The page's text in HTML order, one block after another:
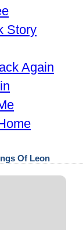
Story
Again
Of Leon